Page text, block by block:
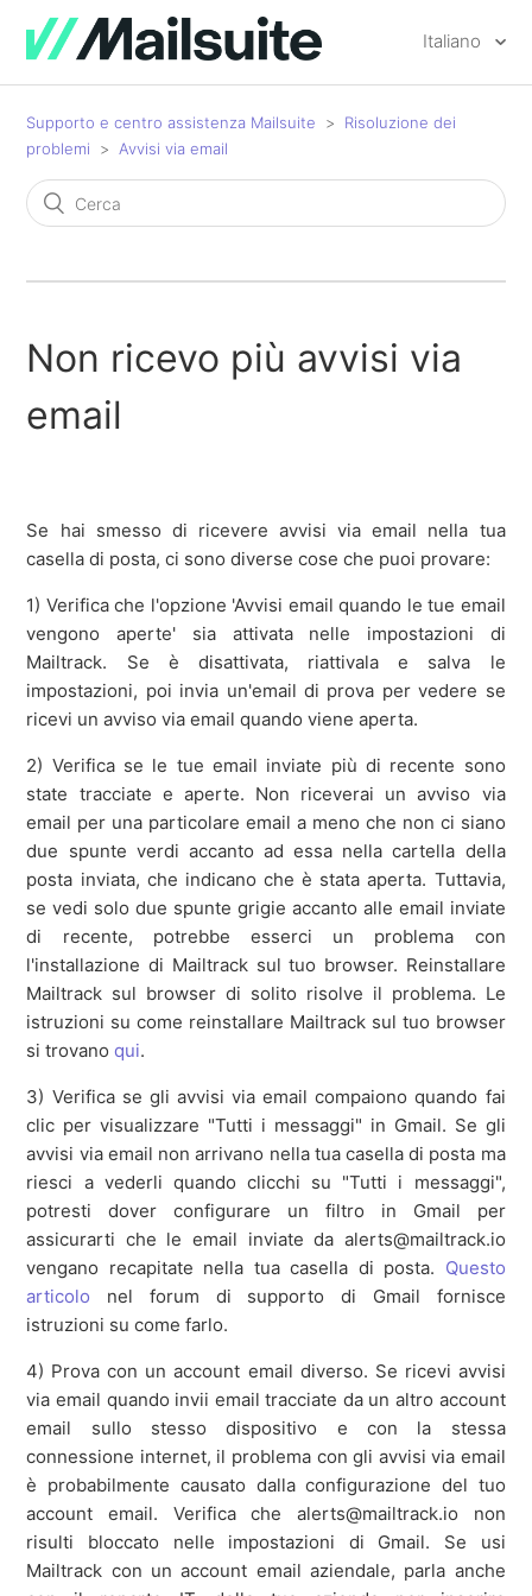
Italiano
Supporto e centro assistenza Mailsuite
Risoluzione dei
problemi
Avvisi via email
Non ricevo più avvisi via
email
Se hai smesso di ricevere avvisi via email nella tua
casella di posta, ci sono diverse cose che puoi provare:
1) Verifica che l'opzione 'Avvisi email quando le tue email
vengono aperte' sia attivata nelle impostazioni di
Mailtrack. Se è disattivata, riattivala e salva le
impostazioni, poi invia un'email di prova per vedere se
ricevi un avviso via email quando viene aperta.
2) Verifica se le tue email inviate più di recente sono
state tracciate e aperte. Non riceverai un avviso via
email per una particolare email a meno che non ci siano
due spunte verdi accanto ad essa nella cartella della
posta inviata, che indicano che è stata aperta. Tuttavia,
se vedi solo due spunte grigie accanto alle email inviate
di recente, potrebbe esserci un problema con
l'installazione di Mailtrack sul tuo browser. Reinstallare
Mailtrack sul browser di solito risolve il problema. Le
istruzioni su come reinstallare Mailtrack sul tuo browser
si trovanoqui.
3) Verifica se gli avvisi via email compaiono quando fai
clic per visualizzare "Tutti i messaggi" in Gmail. Se gli
avvisi via email non arrivano nella tua casella di posta ma
riesci a vederli quando clicchi su "Tutti i messaggi",
potresti dover configurare un filtro in Gmail per
assicurarti che le email inviate da alerts@mailtrack.io
vengano recapitate nella tua casella di posta. Questo
articolo nel forum di supporto di Gmail fornisce
istruzioni su come farlo.
4) Prova con un account email diverso. Se ricevi avvisi
via email quando invii email tracciate da un altro account
email sullo stesso dispositivo e con la stessa
connessione internet, il problema con gli avvisi via email
è probabilmente causato dalla configurazione del tuo
account email. Verifica che alerts@mailtrack.io non
risulti bloccato nelle impostazioni di Gmail. Se usi
Mailtrack con un account email aziendale, parla anche